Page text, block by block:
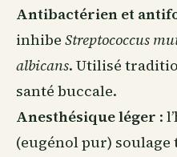
Antibactérien et
inhibe Streptococcus
albicans. Utilisé
santé buccale.
Anesthésique léger :
(eugénol pur)